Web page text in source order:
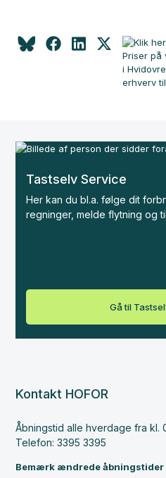
Tastselv Service
Her kan du bl.a. følge dit
regninger, melde flytning og
Gå til
Kontakt HOFOR
Åbningstid alle hverdage fra kl.
Telefon: 3395 3395
Bemærk ændrede åbningstider